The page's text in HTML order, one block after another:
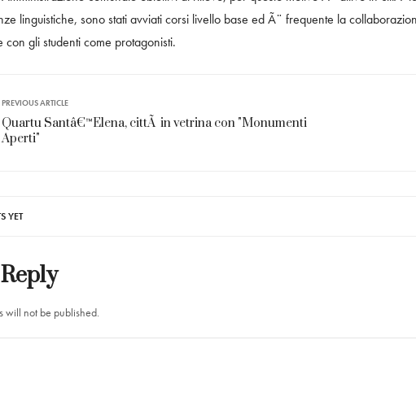
linguistiche, sono stati avviati corsi livello base ed Ã¨ frequente la
con gli studenti come protagonisti.
PREVIOUS ARTICLE
Quartu Santâ€™Elena, cittÃ in vetrina con "Monumenti
Aperti"
YET
will not be published.